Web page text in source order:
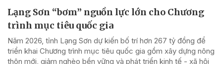
Lạng Sơn “bơm” nguồn lực lớn cho Chương
trình mục tiêu quốc gia
Năm 2026, tỉnh Lạng Sơn dự kiến bố trí hơn 267 tỷ đồng để
triển khai Chương trình mục tiêu quốc gia gồm xây dựng nông
thôn mới, giảm nghèo bền vững và phát triển kinh tế - xã hội